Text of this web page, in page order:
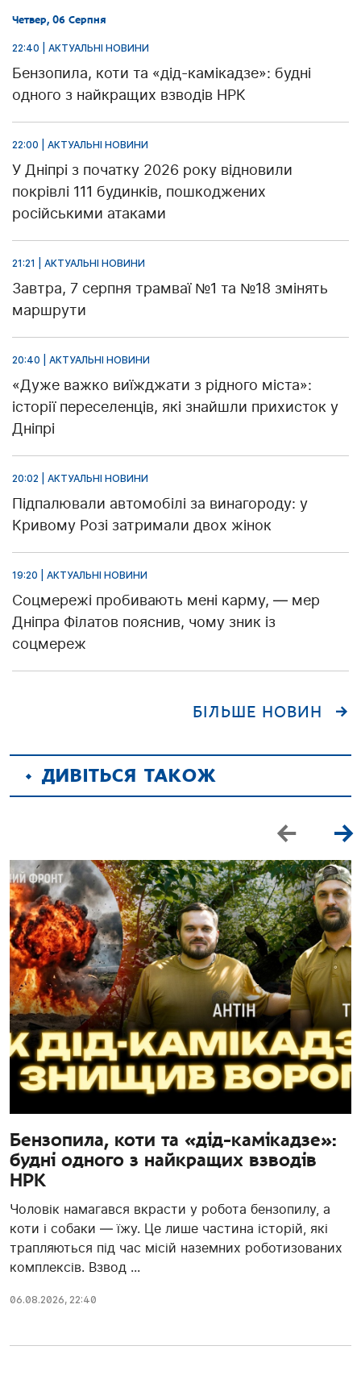
Четвер, 06 Серпня
22:40 | АКТУАЛЬНІ НОВИНИ
Бензопила, коти та «дід-камікадзе»: будні
одного з найкращих взводів НРК
22:00 | АКТУАЛЬНІ НОВИНИ
У Дніпрі з початку 2026 року відновили
покрівлі 111 будинків, пошкоджених
російськими атаками
21:21 | АКТУАЛЬНІ НОВИНИ
Завтра, 7 серпня трамваї №1 та №18 змінять
маршрути
20:40 | АКТУАЛЬНІ НОВИНИ
«Дуже важко виїжджати з рідного міста»:
історії переселенців, які знайшли прихисток у
Дніпрі
20:02 | АКТУАЛЬНІ НОВИНИ
Підпалювали автомобілі за винагороду: у
Кривому Розі затримали двох жінок
19:20 | АКТУАЛЬНІ НОВИНИ
Соцмережі пробивають мені карму, — мер
Дніпра Філатов пояснив, чому зник із
соцмереж
БІЛЬШЕ НОВИН
ДИВІТЬСЯ ТАКОЖ
Бензопила, коти та «дід-камікадзе»:
будні одного з найкращих взводів
НРК
Чоловік намагався вкрасти у робота бензопилу, а
коти і собаки — їжу. Це лише частина історій, які
трапляються під час місій наземних роботизованих
комплексів. Взвод ...
06.08.2026, 22:40